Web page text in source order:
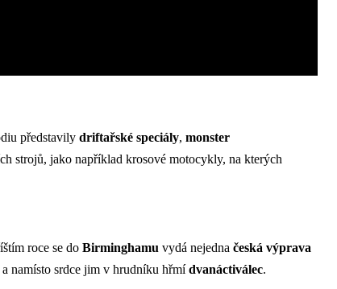
představily driftařské speciály, monster
strojů, jako například krosové motocykly, na kterých
roce se do Birminghamu vydá nejedna česká výprava
namísto srdce jim v hrudníku hřmídvanáctiválec.